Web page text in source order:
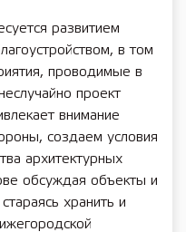
развитием
в том
проводимые в
проект
внимание
создаем условия
архитектурных
обсуждая объекты и
хранить и